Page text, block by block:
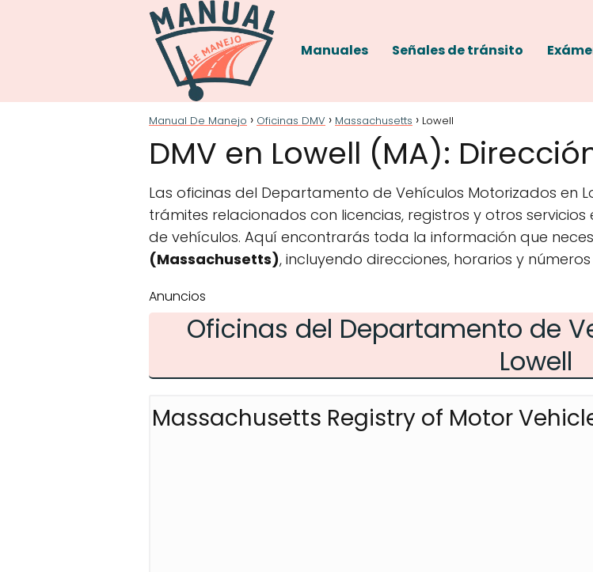
Manuales Señales de tránsito
Manual De Manejo Oficinas DMV Massachusetts Lowell
DMV en Lowell (MA):
Las oficinas del Departamento de Vehículos Motorizados en
trámites relacionados con licencias, registros y otros
de vehículos. Aquí encontrarás toda la información que
(Massachusetts), incluyendo direcciones, horarios y
Anuncios
Oficinas del Departamento de
Lowell
Massachusetts Registry of Motor